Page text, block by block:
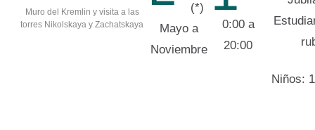
Muro del Kremlin y visita a las
torres Nikolskaya y Zachatskaya
(*)
Mayo a
Noviembre
0:00 a
20:00
Niños: